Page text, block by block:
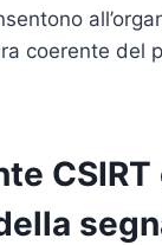
coerente del
CSIRT